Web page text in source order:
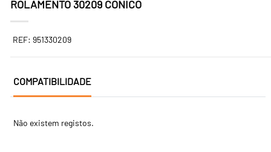
ROLAMENTO 30209 CONICO
REF: 951330209
COMPATIBILIDADE
Não existem registos.